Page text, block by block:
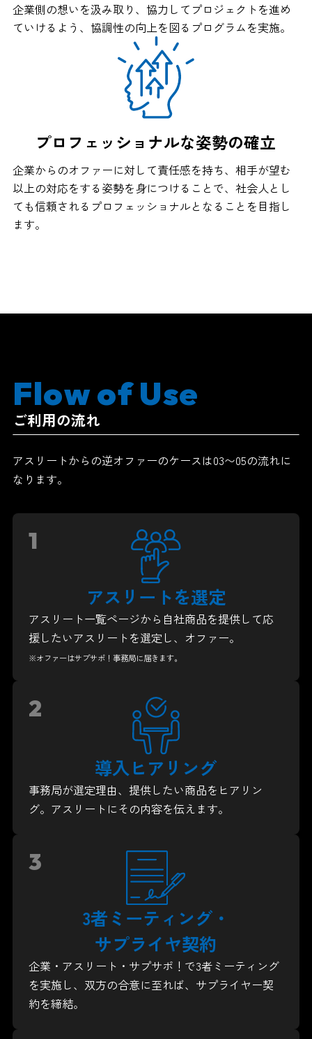
企業側の想いを汲み取り、協力してプロジェクトを進め
ていけるよう、協調性の向上を図るプログラムを実施。
プロフェッショナルな姿勢の確立
企業からのオファーに対して責任感を持ち、相手が望む
以上の対応をする姿勢を身につけることで、社会人とし
ても信頼されるプロフェッショナルとなることを目指し
ます。
Flow of Use
ご利用の流れ
アスリートからの逆オファーのケースは03〜05の流れに
なります。
1
アスリートを選定
アスリート一覧ページから自社商品を提供して応
援したいアスリートを選定し、オファー。
※オファーはサプサポ！事務局に届きます。
2
導入ヒアリング
事務局が選定理由、提供したい商品をヒアリン
グ。 アスリートにその内容を伝えます。
3
3者ミーティング・
サプライヤ契約
企業・アスリート・サプサポ！で3者ミーティング
を実施し、双方の合意に至れば、サプライヤー契
約を締結。